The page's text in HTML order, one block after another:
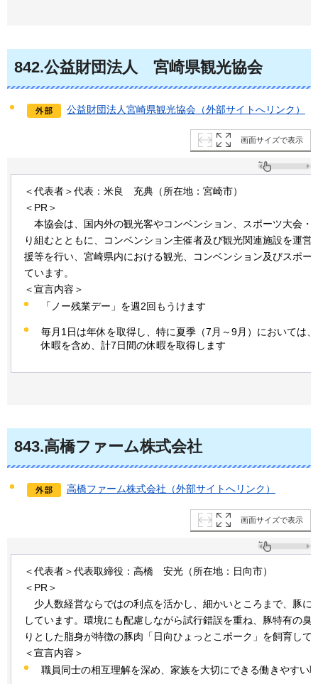
842.公益財団法人 宮崎県観光協会
公益財団法人宮崎県観光協会（外部サイトへリンク）
画面サイズで表示
＜代表者＞代表：米良 充典（所在地：宮崎市）
＜PR＞
本協会は、国内外の観光客やコンベンション、スポーツ大会・
り組むとともに、コンベンション主催者及び観光関連施設を運営
援等を行い、宮崎県内における観光、コンベンション及びスポー
ています。
＜宣言内容＞
「ノー残業デー」を週2回もうけます
毎月1日は年休を取得し、特に夏季（7月～9月）においては
休暇を含め、計7日間の休暇を取得します
843.高橋ファーム株式会社
高橋ファーム株式会社（外部サイトへリンク）
画面サイズで表示
＜代表者＞代表取締役：高橋 安光（所在地：日向市）
＜PR＞
少人数経営ならではの利点を活かし、細かいところまで、豚に
しています。環境にも配慮しながら試行錯誤を重ね、豚特有の臭
りとした脂身が特徴の豚肉「日向ひょっとこポーク」を飼育して
＜宣言内容＞
職員同士の相互理解を深め、家族を大切にできる働きやすい